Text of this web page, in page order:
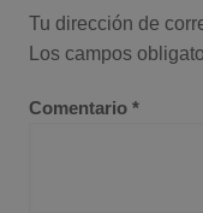
Tu dirección de
Los campos
Comentario *